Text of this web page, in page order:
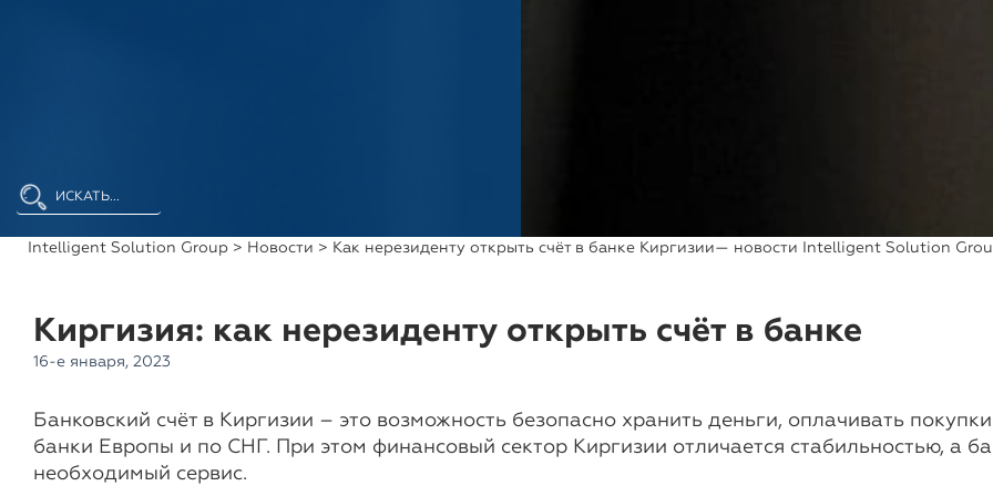
Intelligent Solution Group > Новости > Как нерезиденту открыть счёт в банке Киргизии— новости Intelligent Solution
Киргизия: как нерезиденту открыть счёт в банке
16-е января, 2023
Банковский счёт в Киргизии – это возможность безопасно хранить деньги, оплачивать
банки Европы и по СНГ. При этом финансовый сектор Киргизии отличается стабильностью, а
необходимый сервис.